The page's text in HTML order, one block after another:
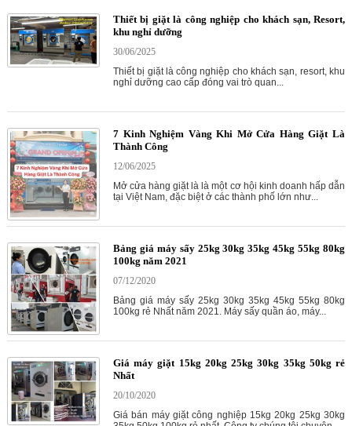
Thiết bị giặt là công nghiệp cho khách sạn, Resort,
khu nghỉ dưỡng
30/06/2025
Thiết bị giặt là công nghiệp cho khách sạn, resort, khu
nghỉ dưỡng cao cấp đóng vai trò quan...
7 Kinh Nghiệm Vàng Khi Mở Cửa Hàng Giặt Là
Thành Công
12/06/2025
Mở cửa hàng giặt là là một cơ hội kinh doanh hấp dẫn
tại Việt Nam, đặc biệt ở các thành phố lớn như...
Bảng giá máy sấy 25kg 30kg 35kg 45kg 55kg 80kg
100kg năm 2021
07/12/2020
Bảng giá máy sấy 25kg 30kg 35kg 45kg 55kg 80kg
100kg rẻ Nhất năm 2021. Máy sấy quần áo, máy...
Giá máy giặt 15kg 20kg 25kg 30kg 35kg 50kg rẻ
Nhất
20/10/2020
Giá bán máy giặt công nghiệp 15kg 20kg 25kg 30kg